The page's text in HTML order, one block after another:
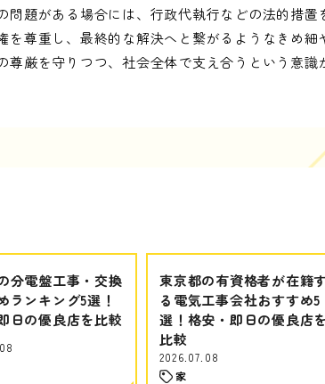
問題がある場合には、行政代執行などの法的措置
を尊重し、最終的な解決へと繋がるようなきめ細
厳を守りつつ、社会全体で支え合うという意識
分電盤工事・交換
ランキング5選！
日の優良店を比較
東京都の有資格者が在籍
る電気工事会社おすすめ5
選！格安・即日の優良店を
比較
2026.07.08
家